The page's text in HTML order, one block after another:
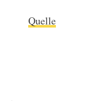
Quelle